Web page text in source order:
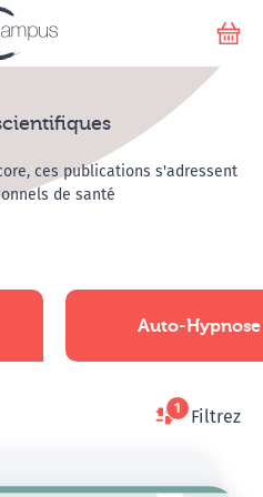
ces publications s'adressent
de santé
Auto-Hypnose
Filtrez